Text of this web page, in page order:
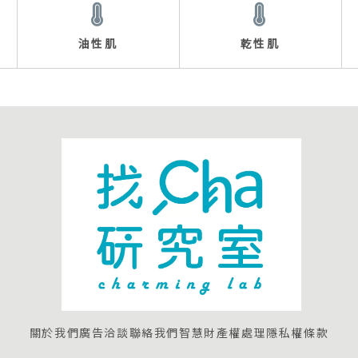
油性肌 乾性肌
關於我們廣告洽談聯絡我們智慧財產權處理隱私權條款